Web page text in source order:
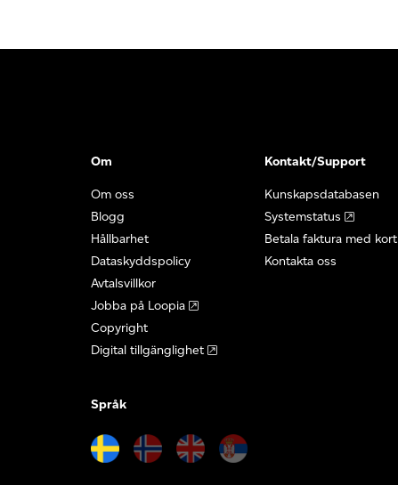
Om
Om oss
Blogg
Hållbarhet
Dataskyddspolicy
Avtalsvillkor
Jobba på Loopia
Copyright
Digital tillgänglighet
Kontakt/Support
Kunskapsdatabasen
Systemstatus
Betala faktura med kort
Kontakta oss
Språk